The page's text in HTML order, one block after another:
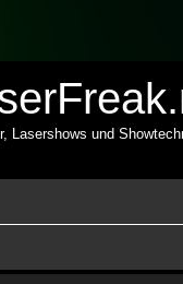
Lasershows und